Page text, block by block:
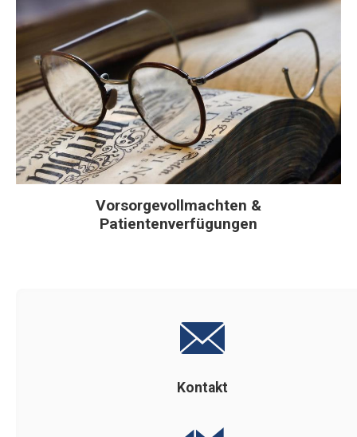
Vorsorgevollmachten &
Patientenverfügungen
Kontakt